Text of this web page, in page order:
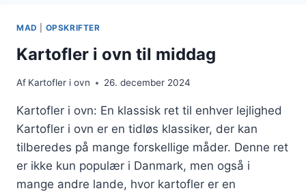
MAD OPSKRIFTER
Kartofler i ovn til middag
Af Kartofler i ovn 26. december 2024
Kartofler i ovn: En klassisk ret til enhver lejlighed
Kartofler i ovn er en tidløs klassiker, der kan
tilberedes på mange forskellige måder. Denne ret
er ikke kun populær i Danmark, men også i
mange andre lande, hvor kartofler er en